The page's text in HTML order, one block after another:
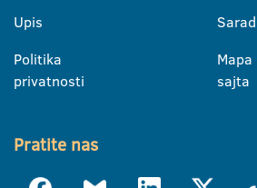
Upis
Politika
privatnosti
Mapa
sajta
Pratite nas